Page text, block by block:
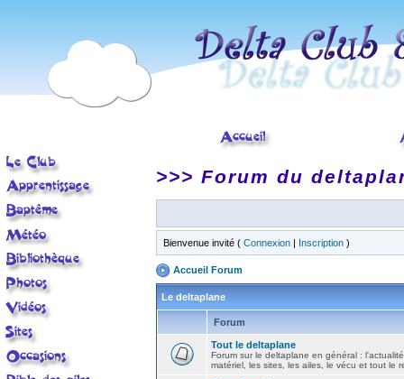
>>> Forum du
Bienvenue invité ( Connexion | Inscription )
Accueil Forum
Le deltaplane
Forum
Tout le deltaplane
Forum sur le deltaplane en général :
matériel, les sites, les ailes, le vécu et tout le